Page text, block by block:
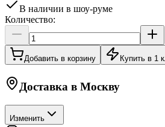
В наличии в шоу-руме
Количество:
Добавить в корзину Купить в 1
Доставка в Москву
Изменить